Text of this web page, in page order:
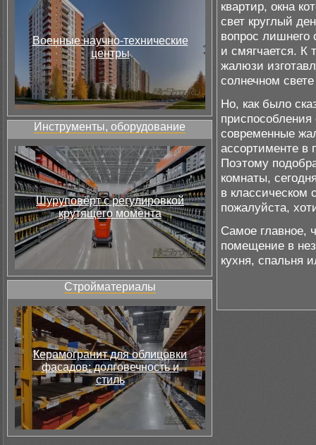
Военные научно-технические
центры
Инструменты, оборудование
Шуруповёрт с регулировкой
крутящего момента
Стройматериалы
Керамогранит для облицовки
фасадов: долговечность и
стиль
квартир, окна
свет круглый
вопрос лишнего
и смягчается. К
жалюзи
солнечном
Но, как было
современные
ассортименте в
Поэтому
комнаты,
в классическом
пожалуйста,
Самое главное,
помещение в
кухня, спальня